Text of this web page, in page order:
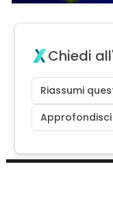
Chiedi
Riassumi